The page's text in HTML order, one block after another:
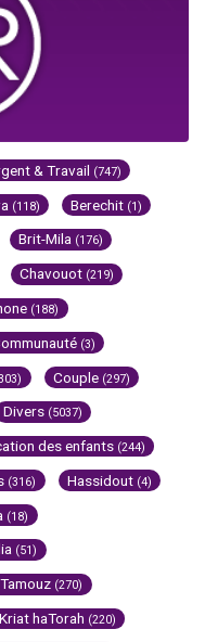
& Travail (747)
(118) Berechit (1)
Brit-Mila (176)
Chavouot (219)
(188)
(3)
Couple (297)
Divers (5037)
des enfants (244)
(316) Hassidout (4)
(18)
(51)
(270)
Kriat haTorah (220)